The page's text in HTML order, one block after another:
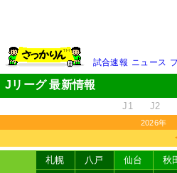
試合速報 ニュース
Jリーグ 最新情報
J1 J2
2026年
札幌 八戸 仙台 秋